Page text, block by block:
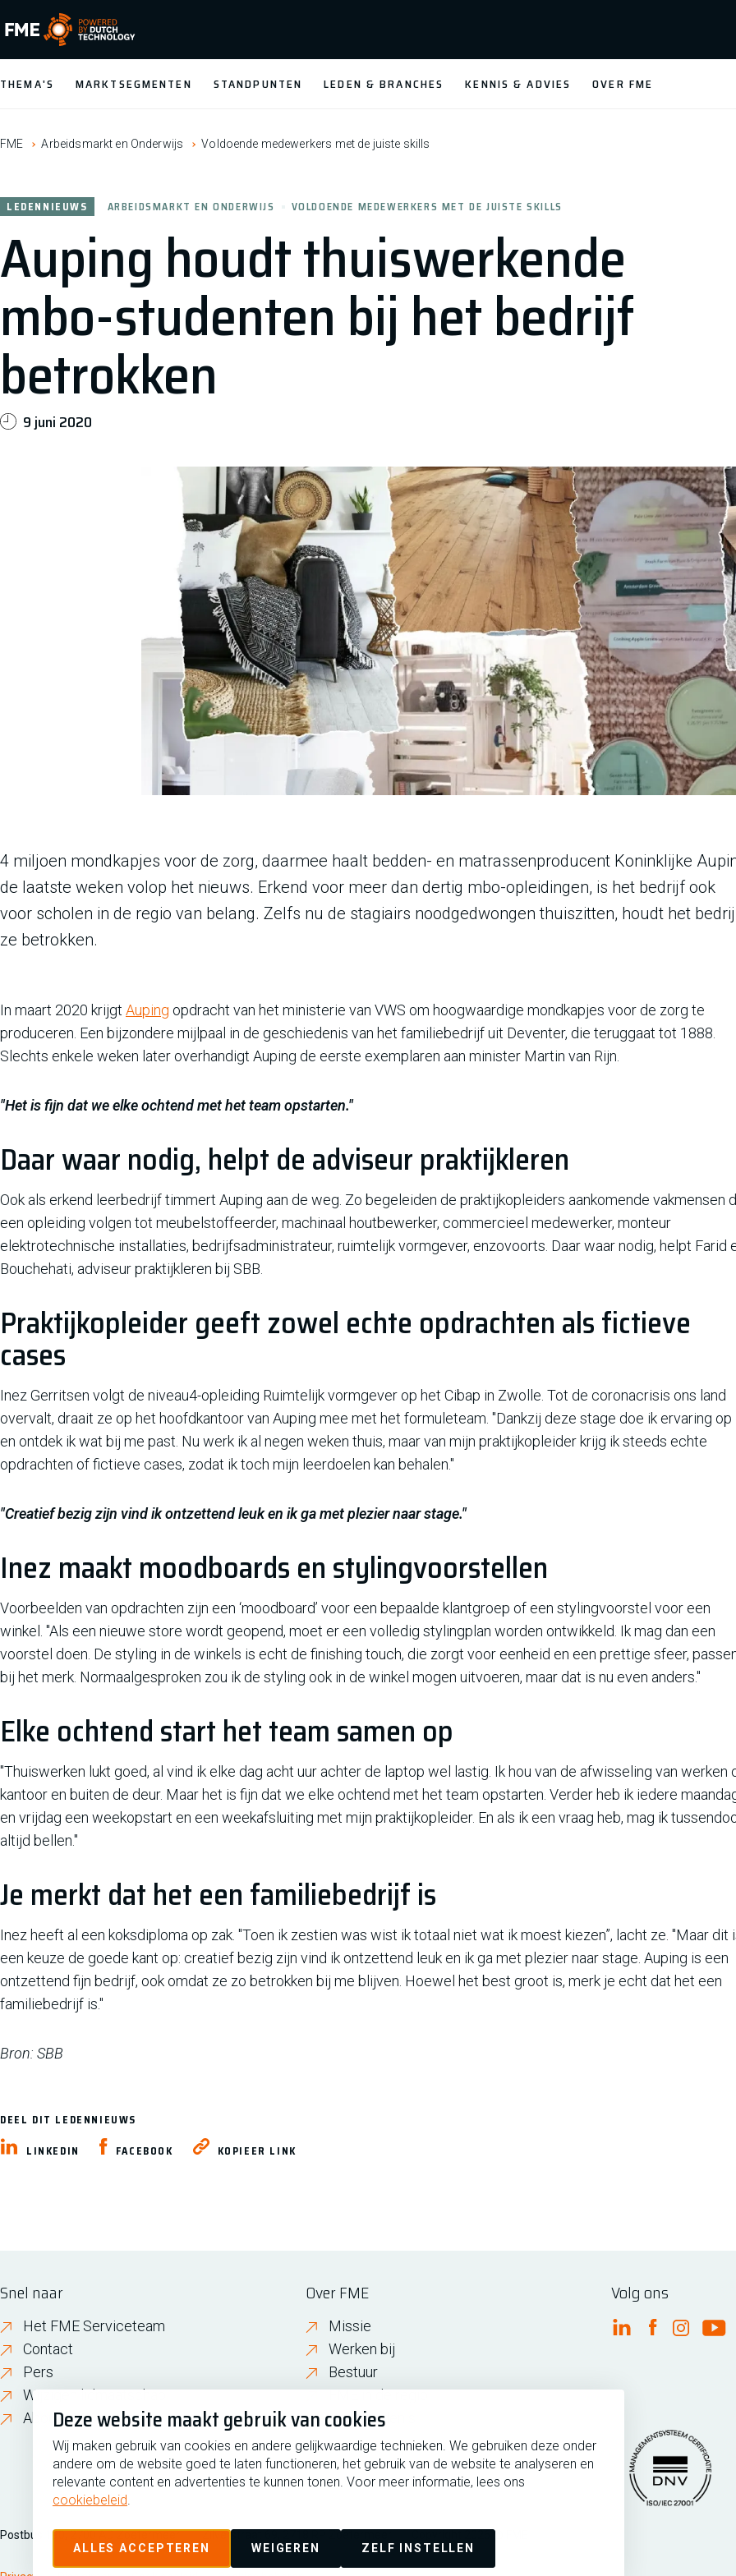
Deze website maakt gebruik van cookies
Wij maken gebruik van cookies en andere gelijkwaardige technieken. We gebruiken deze onder
andere om de website goed te laten functioneren, het gebruik van de website te analyseren en
relevante content en advertenties te kunnen tonen. Voor meer informatie, lees ons
cookiebeleid.
ALLES ACCEPTEREN WEIGEREN ZELF INSTELLEN
FME Logo, to the homepage
THEMA'S MARKTSEGMENTEN STANDPUNTEN LEDEN & BRANCHES KENNIS & ADVIES OVER FME
FME Arbeidsmarkt en Onderwijs Voldoende medewerkers met de juiste skills
Auping houdt thuiswerkende
mbo-studenten bij het bedrijf
betrokken
LEDENNIEUWS ARBEIDSMARKT EN ONDERWIJS VOLDOENDE MEDEWERKERS MET DE JUISTE SKILLS
9 juni 2020
4 miljoen mondkapjes voor de zorg, daarmee haalt bedden- en matrassenproducent Koninklijke
de laatste weken volop het nieuws. Erkend voor meer dan dertig mbo-opleidingen, is het bedrijf ook
voor scholen in de regio van belang. Zelfs nu de stagiairs noodgedwongen thuiszitten, houdt het
ze betrokken.
In maart 2020 krijgt Auping opdracht van het ministerie van VWS om hoogwaardige mondkapjes voor de zorg te
produceren. Een bijzondere mijlpaal in de geschiedenis van het familiebedrijf uit Deventer, die teruggaat tot 1888.
Slechts enkele weken later overhandigt Auping de eerste exemplaren aan minister Martin van Rijn.
"Het is fijn dat we elke ochtend met het team opstarten."
Daar waar nodig, helpt de adviseur praktijkleren
Ook als erkend leerbedrijf timmert Auping aan de weg. Zo begeleiden de praktijkopleiders aankomende vakmensen
een opleiding volgen tot meubelstoffeerder, machinaal houtbewerker, commercieel medewerker, monteur
elektrotechnische installaties, bedrijfsadministrateur, ruimtelijk vormgever, enzovoorts. Daar waar nodig, helpt Farid
Bouchehati, adviseur praktijkleren bij SBB.
Praktijkopleider geeft zowel echte opdrachten als fictieve
cases
Inez Gerritsen volgt de niveau4-opleiding Ruimtelijk vormgever op het Cibap in Zwolle. Tot de coronacrisis ons land
overvalt, draait ze op het hoofdkantoor van Auping mee met het formuleteam. "Dankzij deze stage doe ik ervaring op
en ontdek ik wat bij me past. Nu werk ik al negen weken thuis, maar van mijn praktijkopleider krijg ik steeds echte
opdrachten of fictieve cases, zodat ik toch mijn leerdoelen kan behalen."
"Creatief bezig zijn vind ik ontzettend leuk en ik ga met plezier naar stage."
Inez maakt moodboards en stylingvoorstellen
Voorbeelden van opdrachten zijn een ‘moodboard’ voor een bepaalde klantgroep of een stylingvoorstel voor een
winkel. "Als een nieuwe store wordt geopend, moet er een volledig stylingplan worden ontwikkeld. Ik mag dan een
voorstel doen. De styling in de winkels is echt de finishing touch, die zorgt voor eenheid en een prettige sfeer,
bij het merk. Normaalgesproken zou ik de styling ook in de winkel mogen uitvoeren, maar dat is nu even anders."
Elke ochtend start het team samen op
"Thuiswerken lukt goed, al vind ik elke dag acht uur achter de laptop wel lastig. Ik hou van de afwisseling van werken
kantoor en buiten de deur. Maar het is fijn dat we elke ochtend met het team opstarten. Verder heb ik iedere
en vrijdag een weekopstart en een weekafsluiting met mijn praktijkopleider. En als ik een vraag heb, mag ik
altijd bellen."
Je merkt dat het een familiebedrijf is
Inez heeft al een koksdiploma op zak. "Toen ik zestien was wist ik totaal niet wat ik moest kiezen”, lacht ze. "Maar dit
een keuze de goede kant op: creatief bezig zijn vind ik ontzettend leuk en ik ga met plezier naar stage. Auping is een
ontzettend fijn bedrijf, ook omdat ze zo betrokken bij me blijven. Hoewel het best groot is, merk je echt dat het een
familiebedrijf is."
Bron: SBB
DEEL DIT LEDENNIEUWS
LINKEDIN
FACEBOOK KOPIEER LINK
Snel naar
Het FME Serviceteam
Contact
Pers
Wijzigen lidmaatschap
About FME
Over FME
Missie
Werken bij
Bestuur
FME in de regio
Geschiedenis
Volg ons
FME Linkedin
FMEFME
Postbus 190, 2700 AD Zoetermeer Zilverstraat 69, 2718 RP Zoetermeer Copyright 2026 @ FME